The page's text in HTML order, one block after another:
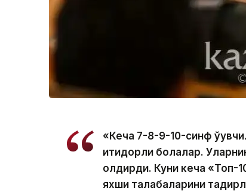
«Кеча 7-8-9-10-синф
иқтидорли болалар.
қолдирди. Куни кеча «Топ-
яхши талабаларини